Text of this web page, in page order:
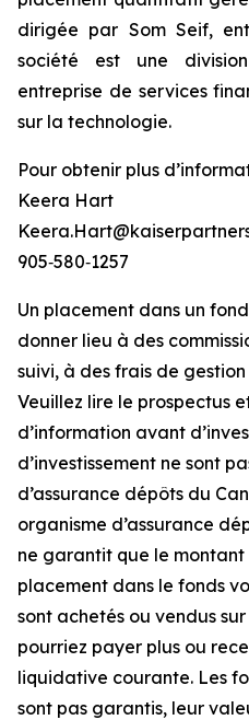
dirigée par Som Seif,
société est une
entreprise de services
sur la technologie.
Pour obtenir plus
Keera Hart
905‑580‑1257
Un placement dans un
donner lieu à des
suivi, à des frais de
Veuillez lire le prospectus
d’information avant
d’investissement ne sont
d’assurance dépôts du
organisme d’assurance
ne garantit que le
placement dans le fonds
sont achetés ou vendus
pourriez payer plus ou
liquidative courante. Les
sont pas garantis, leur